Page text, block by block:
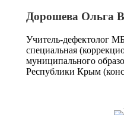
Дорошева Ольга
Учитель-дефектолог
специальная
муниципального
Республики Крым